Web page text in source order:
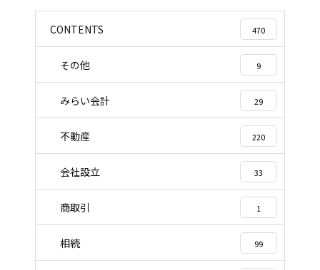
CONTENTS 470
その他 9
みらい会計 29
不動産 220
会社設立 33
商取引 1
相続 99